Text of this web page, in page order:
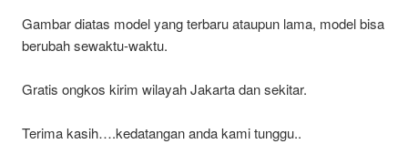
Gambar diatas model yang terbaru ataupun lama, model bisa
berubah sewaktu-waktu.
Gratis ongkos kirim wilayah Jakarta dan sekitar.
Terima kasih….kedatangan anda kami tunggu..